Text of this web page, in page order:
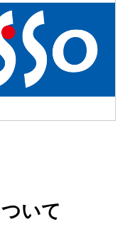
いて